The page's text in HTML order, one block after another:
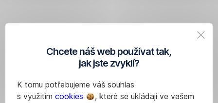
Chcete náš web používat tak,
jak jste zvyklí?
K tomu potřebujeme váš souhlas
s využitím cookies
, které se ukládají ve vašem